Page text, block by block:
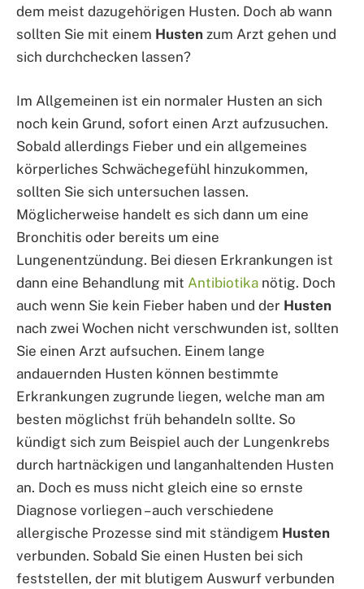
dem meist dazugehörigen Husten. Doch ab wann
sollten Sie mit einem Husten zum Arzt gehen und
sich durchchecken lassen?
Im Allgemeinen ist ein normaler Husten an sich
noch kein Grund, sofort einen Arzt aufzusuchen.
Sobald allerdings Fieber und ein allgemeines
körperliches Schwächegefühl hinzukommen,
sollten Sie sich untersuchen lassen.
Möglicherweise handelt es sich dann um eine
Bronchitis oder bereits um eine
Lungenentzündung. Bei diesen Erkrankungen ist
dann eine Behandlung mit Antibiotika nötig. Doch
auch wenn Sie kein Fieber haben und der Husten
nach zwei Wochen nicht verschwunden ist, sollten
Sie einen Arzt aufsuchen. Einem lange
andauernden Husten können bestimmte
Erkrankungen zugrunde liegen, welche man am
besten möglichst früh behandeln sollte. So
kündigt sich zum Beispiel auch der Lungenkrebs
durch hartnäckigen und langanhaltenden Husten
an. Doch es muss nicht gleich eine so ernste
Diagnose vorliegen – auch verschiedene
allergische Prozesse sind mit ständigem Husten
verbunden. Sobald Sie einen Husten bei sich
feststellen, der mit blutigem Auswurf verbunden